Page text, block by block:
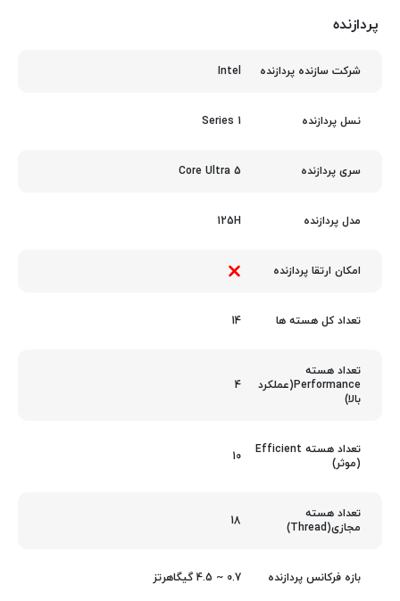
پردازنده
شرکت سازنده پردازنده Intel
نسل پردازنده Series 1
سری پردازنده Core Ultra 5
مدل پردازنده 125H
امکان ارتقا پردازنده
تعداد کل هسته ها 14
تعداد هسته
Performance(عملکرد
بالا)
4
تعداد هسته Efficient
(موثر)
10
تعداد هسته
مجازی(Thread)
18
بازه فرکانس پردازنده 0.7 ~ 4.5 گیگاهرتز